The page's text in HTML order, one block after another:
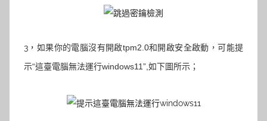
3， 如果你的電腦沒有開啟tpm2.0和開啟安全啟動，可能提
示“這臺電腦無法運行windows11”,如下圖所示；